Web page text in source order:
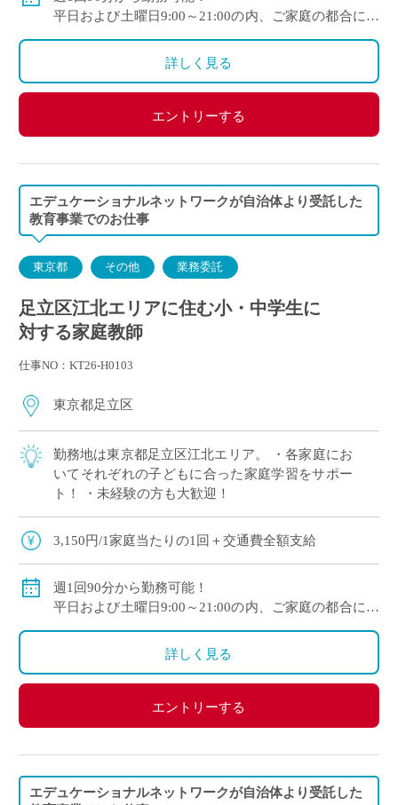
平日および土曜日9:00～21:00の内、ご家庭の都合に合
わせて時間を決定
ご自身のご都合の良い時間帯のご家庭をお願いしま
※5月～3月で実施します。
(勤務イメージ）
／19:00～20:30 E家庭
金曜日 14:00～15:30 F家庭／18:00～19:30 G家庭
詳しく見る
エントリーする
エデュケーショナルネットワークが自治体より受託した
教育事業でのお仕事
東京都 その他 業務委託
足立区江北エリアに住む小・中学生に
対する家庭教師
仕事NO：KT26-H0103
東京都足立区
勤務地は東京都足立区江北エリア。 ・各家庭にお
いてそれぞれの子どもに合った家庭学習をサポー
ト！ ・未経験の方も大歓迎！
3,150円/1家庭当たりの1回＋交通費全額支給
週1回90分から勤務可能！
平日および土曜日9:00～21:00の内、ご家庭の都合に合
わせて時間を決定
ご自身のご都合の良い時間帯のご家庭をお願いしま
※5月～3月で実施します。
(勤務イメージ）
／19:00～20:30 E家庭
詳しく見る
エントリーする
エデュケーショナルネットワークが自治体より受託した